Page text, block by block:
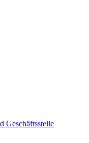
Geschäftsstelle